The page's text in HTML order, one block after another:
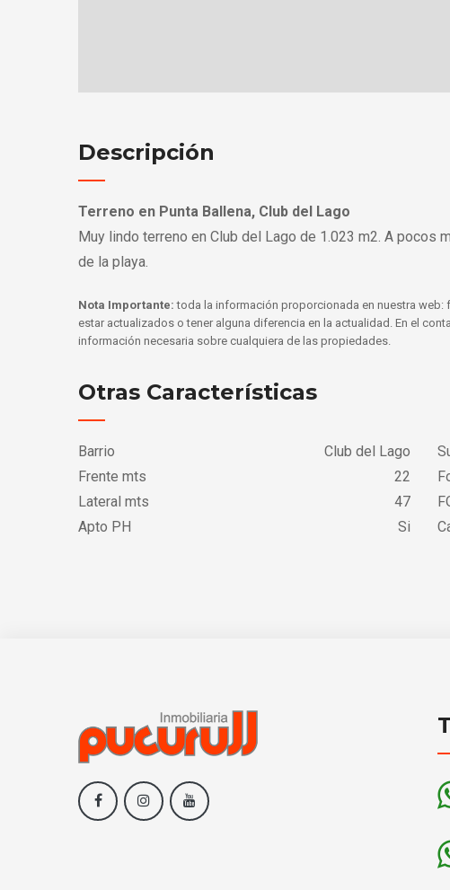
Descripción
Terreno en Punta Ballena, Club del Lago
Muy lindo terreno en Club del Lago de 1.023 m2. A pocos
de la playa.
Nota Importante:toda la información proporcionada en nuestra
estar actualizados o tener alguna diferencia en la actualidad. En el
información necesaria sobre cualquiera de las propiedades.
Otras Características
Barrio Club del Lago
Frente mts
22
Lateral mts
47
Apto PH
Si